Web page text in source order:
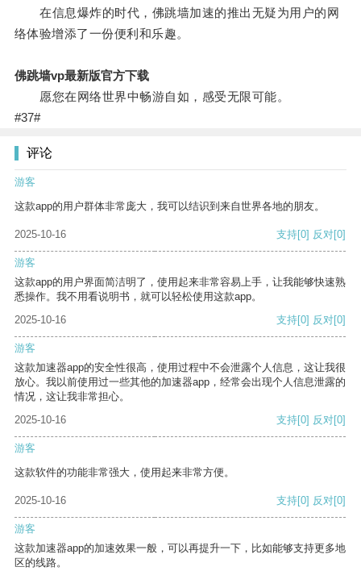
在信息爆炸的时代，佛跳墙加速的推出无疑为用户的网
络体验增添了一份便利和乐趣。
佛跳墙vp最新版官方下载
愿您在网络世界中畅游自如，感受无限可能。
#37#
评论
游客
这款app的用户群体非常庞大，我可以结识到来自世界各地的朋友。
2025-10-16 支持[0] 反对[0]
游客
这款app的用户界面简洁明了，使用起来非常容易上手，让我能够快速熟
悉操作。我不用看说明书，就可以轻松使用这款app。
2025-10-16
支持[0] 反对[0]
游客
这款加速器app的安全性很高，使用过程中不会泄露个人信息，这让我很
放心。我以前使用过一些其他的加速器app，经常会出现个人信息泄露的
情况，这让我非常担心。
2025-10-16
支持[0] 反对[0]
游客
这款软件的功能非常强大，使用起来非常方便。
2025-10-16 支持[0] 反对[0]
游客
这款加速器app的加速效果一般，可以再提升一下，比如能够支持更多地
区的线路。